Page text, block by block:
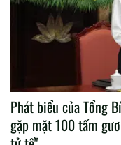
Phát biểu của Tổng
gặp mặt 100 tấm